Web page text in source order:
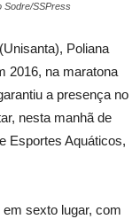
Sodre/SSPress
Poliana
2016, na maratona
a presença no
nesta manhã de
Esportes Aquáticos,
sexto lugar, com